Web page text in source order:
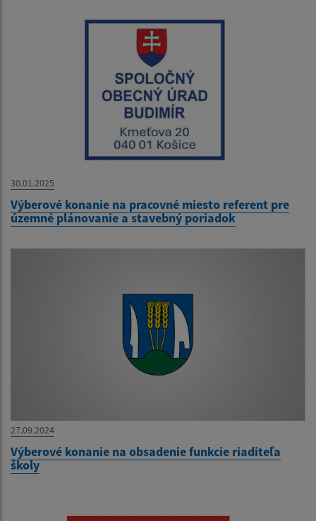
30.01.2025
Výberové konanie na pracovné miesto referent pre
územné plánovanie a stavebný poriadok
27.09.2024
Výberové konanie na obsadenie funkcie riaditeľa
školy